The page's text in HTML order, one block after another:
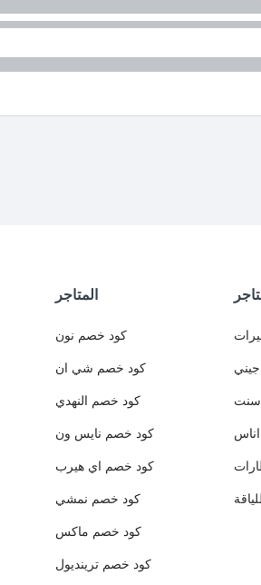
المتاجر
كود خصم نون
كود خصم شي ان
كود خصم النهدي
كود خصم نايس ون
كود خصم اي هيرب
كود خصم نمشي
كود خصم ماكس
كود خصم ترينديول
سنت